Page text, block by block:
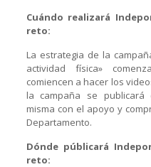
Cuándo realizará
reto:
La estrategia de la
actividad física»
comiencen a hacer los
la campaña se publicará
misma con el apoyo y
Departamento.
Dónde públicará
reto: